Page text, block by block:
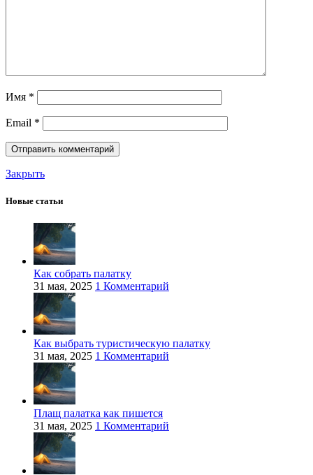
Имя *
Email *
Закрыть
Новые статьи
Как собрать палатку
31 мая, 2025 1 Комментарий
Как выбрать туристическую палатку
31 мая, 2025 1 Комментарий
Плащ палатка как пишется
31 мая, 2025 1 Комментарий